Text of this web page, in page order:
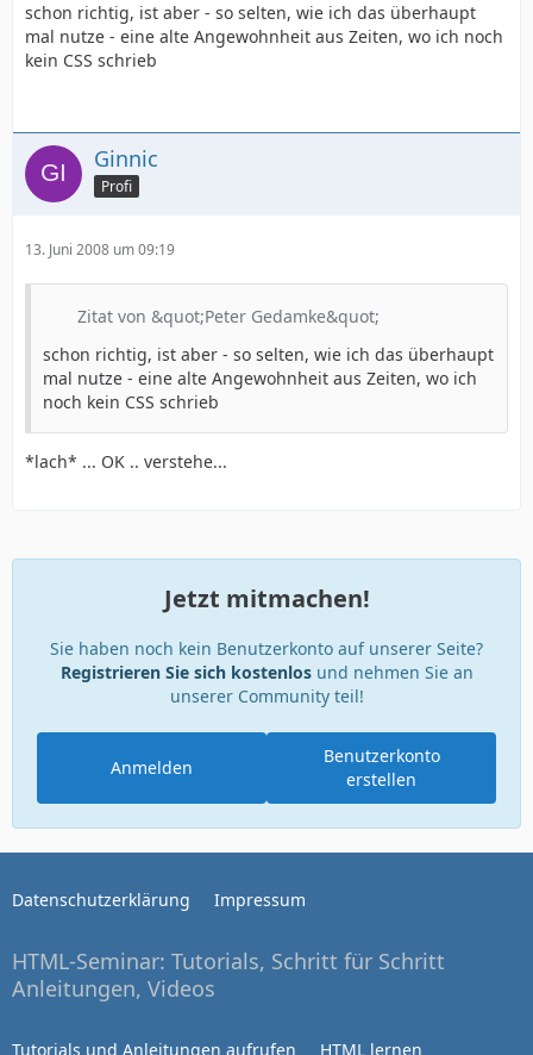
schon richtig, ist aber - so selten, wie ich das überhaupt
mal nutze - eine alte Angewohnheit aus Zeiten, wo ich noch
kein CSS schrieb
Ginnic
Profi
13. Juni 2008 um 09:19
Zitat von &quot;Peter Gedamke&quot;
schon richtig, ist aber - so selten, wie ich das überhaupt
mal nutze - eine alte Angewohnheit aus Zeiten, wo ich
noch kein CSS schrieb
*lach* ... OK .. verstehe...
Jetzt mitmachen!
Sie haben noch kein Benutzerkonto auf unserer Seite?
Registrieren Sie sich kostenlosund nehmen Sie an
unserer Community teil!
Benutzerkonto
erstellen
Anmelden
Datenschutzerklärung Impressum
HTML-Seminar: Tutorials, Schritt für Schritt
Anleitungen, Videos
Tutorials und Anleitungen aufrufen HTML lernen